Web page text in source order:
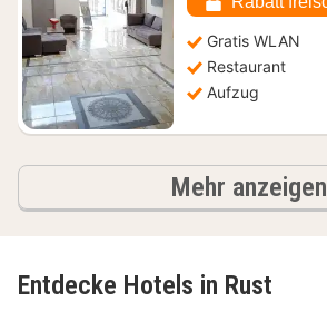
€
Gratis WLAN
Restaurant
Aufzug
Mehr anzeigen
Entdecke Hotels in Rust